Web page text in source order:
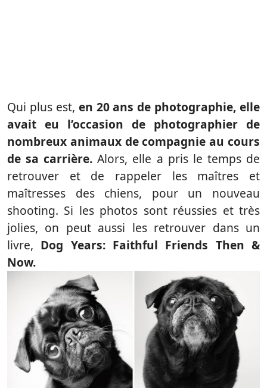
Qui plus est, en 20 ans de photographie, elle
avait eu l’occasion de photographier de
nombreux animaux de compagnie au cours
de sa carrière. Alors, elle a pris le temps de
retrouver et de rappeler les maîtres et
maîtresses des chiens, pour un nouveau
shooting. Si les photos sont réussies et très
jolies, on peut aussi les retrouver dans un
livre, Dog Years: Faithful Friends Then &
Now.